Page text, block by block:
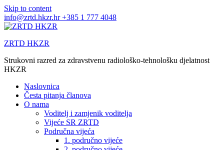
Skip to content
info@zrtd.hkzr.hr+385 1 777 4048
ZRTD HKZR
Strukovni razred za zdravstvenu radiološko-tehnološku djelatnost
HKZR
Naslovnica
Česta pitanja članova
O nama
Voditelj i zamjenik voditelja
Vijeće SR ZRTD
Područna vijeća
1. područno vijeće